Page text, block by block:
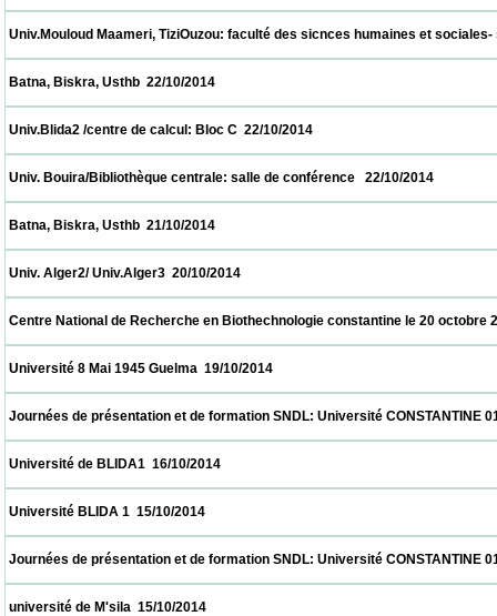
Univ.Mouloud Maameri, TiziOuzou: faculté des sicnces humaines et
Batna, Biskra, Usthb  22/10/2014
Univ.Blida2 /centre de calcul: Bloc C  22/10/2014
Univ. Bouira/Bibliothèque centrale: salle de conférence   22/10/
Batna, Biskra, Usthb  21/10/2014
Univ. Alger2/ Univ.Alger3  20/10/2014
Centre National de Recherche en Biothechnologie constantine le
Université 8 Mai 1945 Guelma  19/10/2014
Journées de présentation et de formation SNDL: Université
Université de BLIDA1  16/10/2014
Université BLIDA 1  15/10/2014
Journées de présentation et de formation SNDL: Université
université de M'sila  15/10/2014